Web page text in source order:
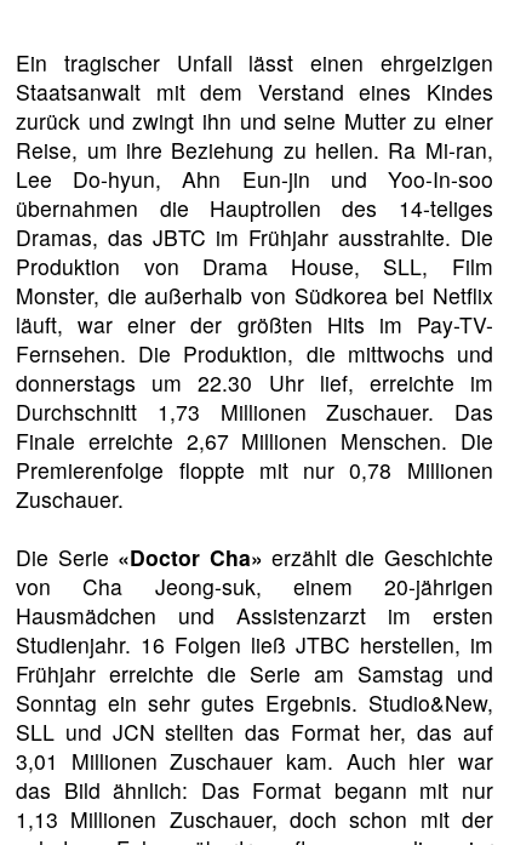
Ein tragischer Unfall lässt einen ehrgeizigen
Staatsanwalt mit dem Verstand eines Kindes
zurück und zwingt ihn und seine Mutter zu einer
Reise, um ihre Beziehung zu heilen. Ra Mi-ran,
Lee Do-hyun, Ahn Eun-jin und Yoo-In-soo
übernahmen die Hauptrollen des 14-teliges
Dramas, das JBTC im Frühjahr ausstrahlte. Die
Produktion von Drama House, SLL, Film
Monster, die außerhalb von Südkorea bei Netflix
läuft, war einer der größten Hits im Pay-TV-
Fernsehen. Die Produktion, die mittwochs und
donnerstags um 22.30 Uhr lief, erreichte im
Durchschnitt 1,73 Millionen Zuschauer. Das
Finale erreichte 2,67 Millionen Menschen. Die
Premierenfolge floppte mit nur 0,78 Millionen
Zuschauer.
Die Serie «Doctor Cha» erzählt die Geschichte
von Cha Jeong-suk, einem 20-jährigen
Hausmädchen und Assistenzarzt im ersten
Studienjahr. 16 Folgen ließ JTBC herstellen, im
Frühjahr erreichte die Serie am Samstag und
Sonntag ein sehr gutes Ergebnis. Studio&New,
SLL und JCN stellten das Format her, das auf
3,01 Millionen Zuschauer kam. Auch hier war
das Bild ähnlich: Das Format begann mit nur
1,13 Millionen Zuschauer, doch schon mit der